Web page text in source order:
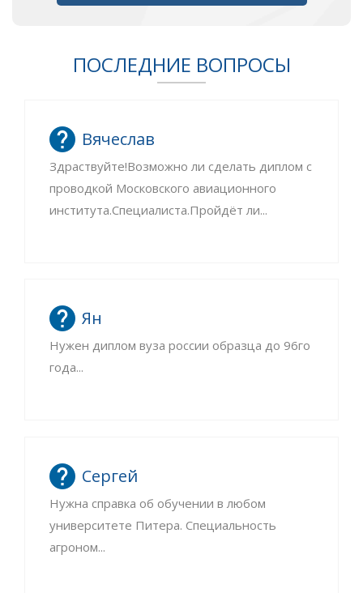
ПОСЛЕДНИЕ ВОПРОСЫ
Вячеслав
Здраствуйте!Возможно ли сделать диплом с
проводкой Московского авиационного
института.Специалиста.Пройдёт ли...
Ян
Нужен диплом вуза россии образца до 96го
года...
Сергей
Нужна справка об обучении в любом
университете Питера. Специальность
агроном...